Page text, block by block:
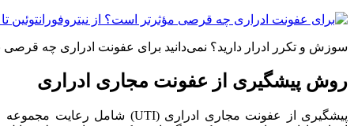
سوزش و تکرر ادرار دارید؟ نمی‌دانید برای عفونت ادراری چه
روش پیشگیری از عفونت مجاری ادراری
پیشگیری از عفونت مجاری ادراری (UTI) شامل رعایت مجموعه